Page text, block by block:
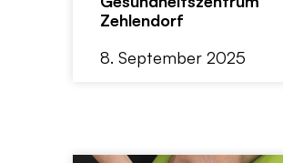
Zehlendorf
8. September 2025